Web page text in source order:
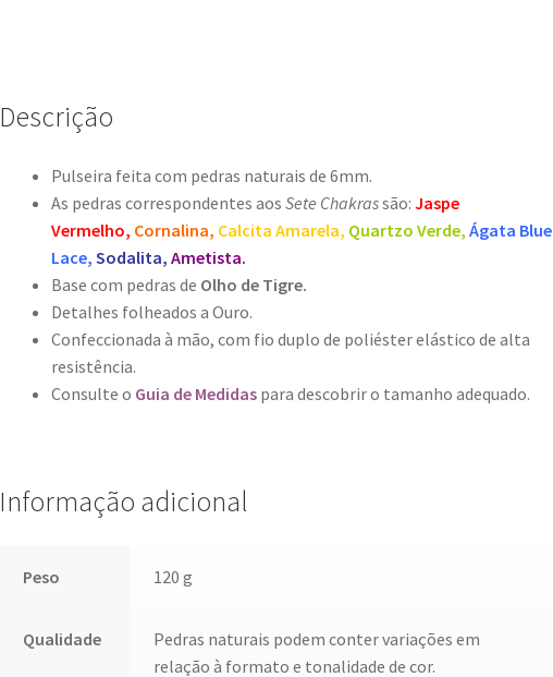
Descrição
Pulseira feita com pedras naturais de 6mm.
As pedras correspondentes aos Sete Chakrassão: Jaspe
Vermelho, Cornalina, Calcita Amarela, Quartzo Verde, Ágata Blue
Lace, Sodalita, Ametista.
Base com pedras de Olho de Tigre.
Detalhes folheados a Ouro.
Confeccionada à mão, com fio duplo de poliéster elástico de alta
resistência.
Consulte o Guia de Medidaspara descobrir o tamanho adequado.
Informação adicional
Peso 120 g
Qualidade
Pedras naturais podem conter variações em
relação à formato e tonalidade de cor.